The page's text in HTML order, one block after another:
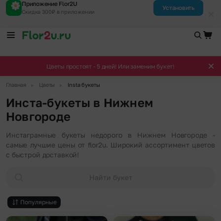
Приложение Flor2U
Скидка 300₽ в приложении
Установить
Цветы простоят - 5 дней! Или заменим букет!
Главная Цветы Insta букеты
Инста-букеты в Нижнем
Новгороде
Инстаграмные букеты недорого в Нижнем Новгороде -
самые лучшие цены от flor2u. Широкий ассортимент цветов
с быстрой доставкой!
Найти букет
Популярные